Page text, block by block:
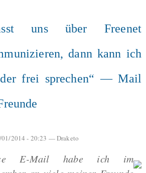
uns über Freenet
dann kann ich
frei sprechen“ — Mail
01/2014 - 20:23 —Draketo
E-Mail habe ich im